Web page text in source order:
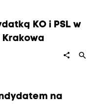
KO i PSL w
share search
na